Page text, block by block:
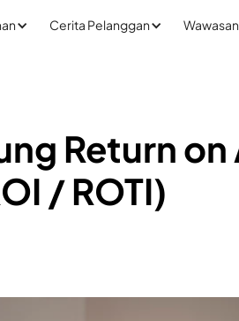
Cerita Pelanggan
Return on
/ ROTI)